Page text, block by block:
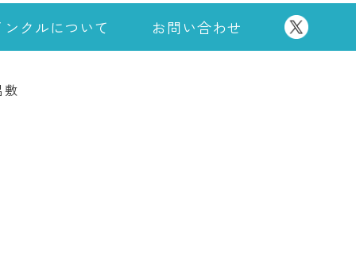
ンクルについて お問い合わせ
敷